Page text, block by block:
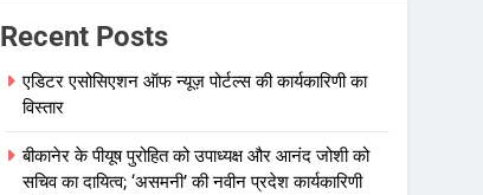
Recent Posts
एडिटर एसोसिएशन ऑफ न्यूज़ पोर्टल्स की कार्यकारिणी का
विस्तार
बीकानेर के पीयूष पुरोहित को उपाध्यक्ष और आनंद जोशी को
सचिव का दायित्व; ‘असमनी’ की नवीन प्रदेश कार्यकारिणी